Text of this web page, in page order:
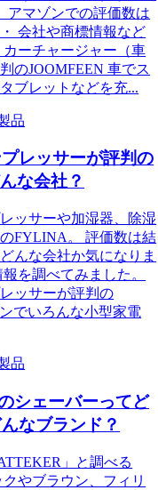
アマゾンでの評価数は
会社や商標情報など
カーチャージャー（車
のJOOMFEEN 車でス
ブレットなどを充...
品
レッサーが評判の
な会社？
ッサーや加湿器、除湿
FYLINA。 評価数は結
んな会社か気になりま
を調べてみました。
ッサーが評判の
でいろんな小型家電
品
シェーバーってど
なブランド？
」と調べる
やブラウン、フィリ